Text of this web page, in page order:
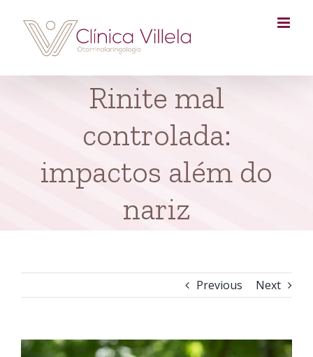
content
Rinite mal
controlada:
impactos além do
nariz
Previous Next
View